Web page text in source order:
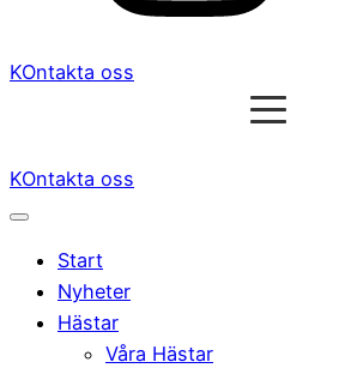
KOntakta oss
KOntakta oss
Start
Nyheter
Hästar
Våra Hästar